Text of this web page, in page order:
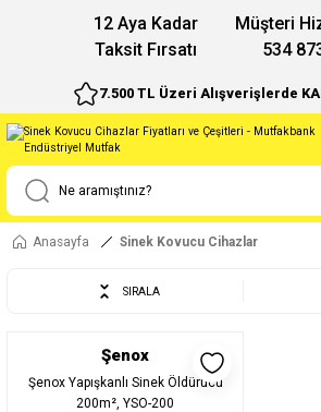
12 Aya Kadar
Taksit Fırsatı
Müşteri
534
7.500 TL Üzeri Alışverişlerde
Anasayfa Sinek Kovucu Cihazlar
SIRALA
Şenox
Şenox Yapışkanlı Sinek Öldürücü
200m², YSO-200